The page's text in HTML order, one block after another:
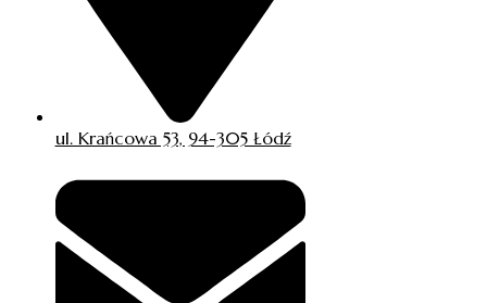
ul. Krańcowa 53, 94-305 Łódź